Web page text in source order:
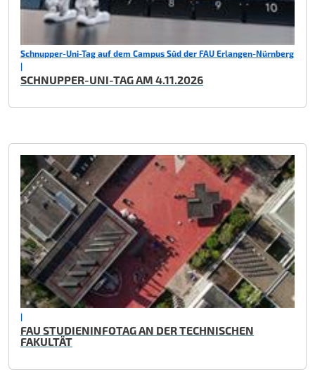
Schnupper-Uni-Tag auf dem Campus Süd der FAU Erlangen-Nürnberg
|
SCHNUPPER-UNI-TAG AM 4.11.2026
|
FAU STUDIENINFOTAG AN DER TECHNISCHEN
FAKULTÄT